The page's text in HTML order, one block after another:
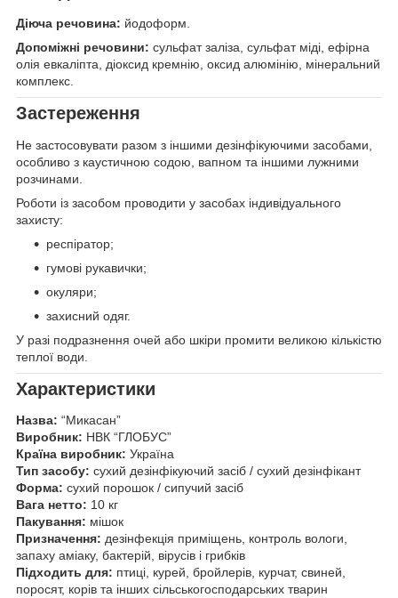
Діюча речовина: йодоформ.
Допоміжні речовини: сульфат заліза, сульфат міді, ефірна
олія евкаліпта, діоксид кремнію, оксид алюмінію, мінеральний
комплекс.
Застереження
Не застосовувати разом з іншими дезінфікуючими засобами,
особливо з каустичною содою, вапном та іншими лужними
розчинами.
Роботи із засобом проводити у засобах індивідуального
захисту:
респіратор;
гумові рукавички;
окуляри;
захисний одяг.
У разі подразнення очей або шкіри промити великою кількістю
теплої води.
Характеристики
Назва: “Микасан”
Виробник: НВК “ГЛОБУС”
Країна виробник: Україна
Тип засобу: сухий дезінфікуючий засіб / сухий дезінфікант
Форма: сухий порошок / сипучий засіб
Вага нетто: 10 кг
Пакування: мішок
Призначення: дезінфекція приміщень, контроль вологи,
запаху аміаку, бактерій, вірусів і грибків
Підходить для: птиці, курей, бройлерів, курчат, свиней,
поросят, корів та інших сільськогосподарських тварин